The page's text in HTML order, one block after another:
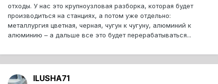
отходы. У нас это крупноузловая разборка, которая будет
производиться на станциях, а потом уже отдельно:
металлургия цветная, черная, чугун к чугуну, алюминий к
алюминию – а дальше все это будет перерабатываться...
ILUSHA71